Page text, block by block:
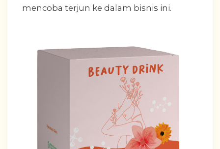
mencoba terjun ke dalam bisnis ini.